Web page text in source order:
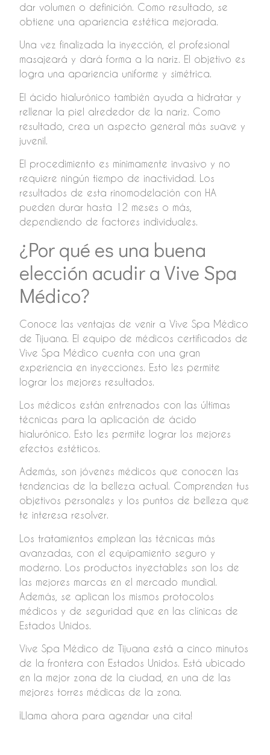
dar volumen o definición. Como resultado, se
obtiene una apariencia estética mejorada.
Una vez finalizada la inyección, el profesional
masajeará y dará forma a la nariz. El objetivo es
logra una apariencia uniforme y simétrica.
El ácido hialurónico también ayuda a hidratar y
rellenar la piel alrededor de la nariz. Como
resultado, crea un aspecto general más suave y
juvenil.
El procedimiento es mínimamente invasivo y no
requiere ningún tiempo de inactividad. Los
resultados de esta rinomodelación con HA
pueden durar hasta 12 meses o más,
dependiendo de factores individuales.
¿Por qué es una buena
elección acudir a Vive Spa
Médico?
Conoce las ventajas de venir a Vive Spa Médico
de Tijuana. El equipo de médicos certificados de
Vive Spa Médico cuenta con una gran
experiencia en inyecciones. Esto les permite
lograr los mejores resultados.
Los médicos están entrenados con las últimas
técnicas para la aplicación de ácido
hialurónico. Esto les permite lograr los mejores
efectos estéticos.
Además, son jóvenes médicos que conocen las
tendencias de la belleza actual. Comprenden tus
objetivos personales y los puntos de belleza que
te interesa resolver.
Los tratamientos emplean las técnicas más
avanzadas, con el equipamiento seguro y
moderno. Los productos inyectables son los de
las mejores marcas en el mercado mundial.
Además, se aplican los mismos protocolos
médicos y de seguridad que en las clínicas de
Estados Unidos.
Vive Spa Médico de Tijuana está a cinco minutos
de la frontera con Estados Unidos. Está ubicado
en la mejor zona de la ciudad, en una de las
mejores torres médicas de la zona.
¡Llama ahora para agendar una cita!